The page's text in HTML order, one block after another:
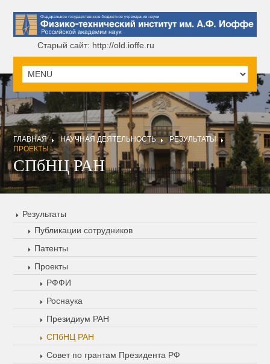
Старый сайт: http://old.ioffe.ru
ГЛАВНАЯ НАУЧНАЯ ДЕЯТЕЛЬНОСТЬ
РЕЗУЛЬТАТЫ
ПРОЕКТЫ
СПбНЦ РАН
Результаты
Публикации сотрудников
Патенты
Проекты
РФФИ
Роснаука
Президиум РАН
СПбНЦ РАН
Совет по грантам Президента РФ